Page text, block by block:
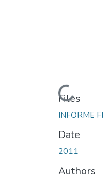
Loading...
Files
INFORME
Date
2011
Authors